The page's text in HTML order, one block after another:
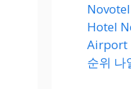
Hotel
Airport
순위 나